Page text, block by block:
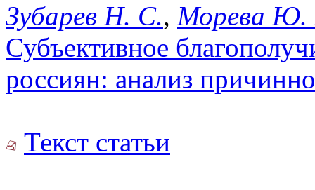
Зубарев Н. С., Морева Ю.
Субъективное
россиян: анализ
Текст статьи